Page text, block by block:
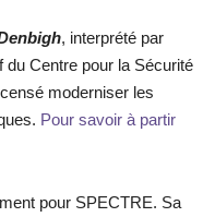
, interprété par
Centre pour la Sécurité
moderniser les
Pour savoir à partir
pour SPECTRE. Sa